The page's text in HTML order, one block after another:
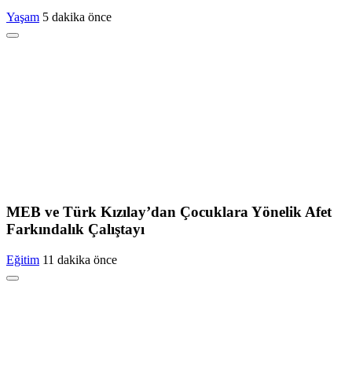
Yaşam 5 dakika önce
MEB ve Türk Kızılay’dan Çocuklara Yönelik Afet
Farkındalık Çalıştayı
Eğitim 11 dakika önce